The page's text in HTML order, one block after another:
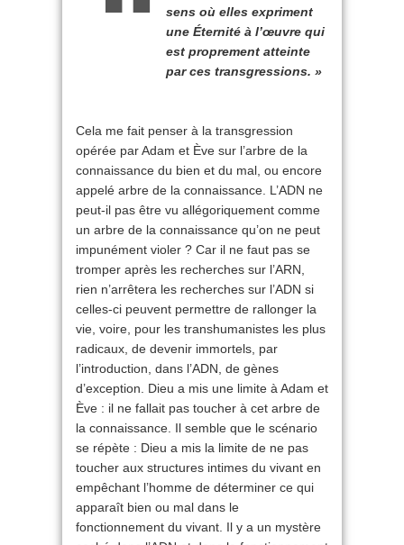
sens où elles expriment
une Éternité à l’œuvre qui
est proprement atteinte
par ces transgressions. »
Cela me fait penser à la transgression
opérée par Adam et Ève sur l’arbre de la
connaissance du bien et du mal, ou encore
appelé arbre de la connaissance. L’ADN ne
peut-il pas être vu allégoriquement comme
un arbre de la connaissance qu’on ne peut
impunément violer ? Car il ne faut pas se
tromper après les recherches sur l’ARN,
rien n’arrêtera les recherches sur l’ADN si
celles-ci peuvent permettre de rallonger la
vie, voire, pour les transhumanistes les plus
radicaux, de devenir immortels, par
l’introduction, dans l’ADN, de gènes
d’exception. Dieu a mis une limite à Adam et
Ève : il ne fallait pas toucher à cet arbre de
la connaissance. Il semble que le scénario
se répète : Dieu a mis la limite de ne pas
toucher aux structures intimes du vivant en
empêchant l’homme de déterminer ce qui
apparaît bien ou mal dans le
fonctionnement du vivant. Il y a un mystère